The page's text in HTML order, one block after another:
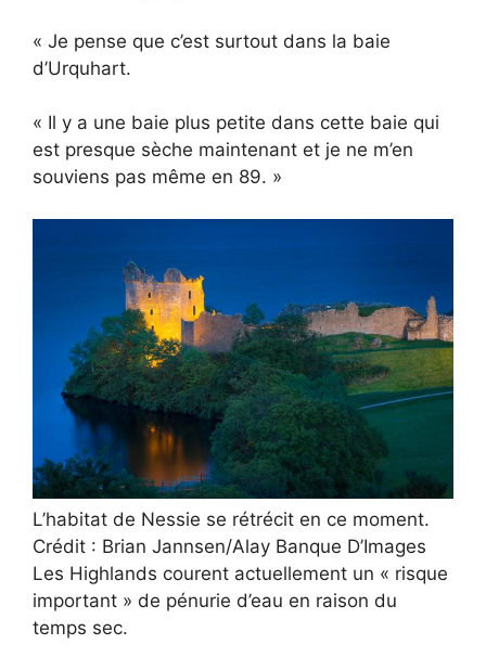
« Je pense que c’est surtout dans la baie
d’Urquhart.
« Il y a une baie plus petite dans cette baie qui
est presque sèche maintenant et je ne m’en
souviens pas même en 89. »
L’habitat de Nessie se rétrécit en ce moment.
Crédit : Brian Jannsen/Alay Banque D’Images
Les Highlands courent actuellement un « risque
important » de pénurie d’eau en raison du
temps sec.